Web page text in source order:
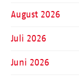
August 2026
Juli 2026
Juni 2026